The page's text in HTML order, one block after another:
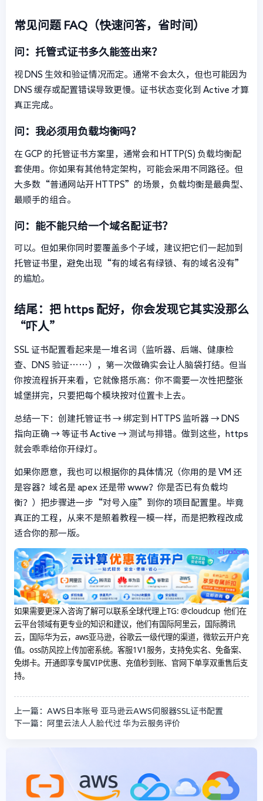
常见问题 FAQ（快速问答，省时间）
问：托管式证书多久能签出来？
视 DNS 生效和验证情况而定。通常不会太久，但也可能因为
DNS 缓存或配置错误导致更慢。证书状态变化到 Active 才算
真正完成。
问：我必须用负载均衡吗？
在 GCP 的托管证书方案里，通常会和 HTTP(S) 负载均衡配
套使用。你如果有其他特定架构，可能会采用不同路径。但
大多数“普通网站开 HTTPS”的场景，负载均衡是最典型、
最顺手的组合。
问：能不能只给一个域名配证书？
可以。但如果你同时要覆盖多个子域，建议把它们一起加到
托管证书里，避免出现“有的域名有绿锁、有的域名没有”
的尴尬。
结尾：把 https 配好，你会发现它其实没那么
“吓人”
SSL 证书配置看起来是一堆名词（监听器、后端、健康检
查、DNS 验证……），第一次做确实会让人脑袋打结。但当
你按流程拆开来看，它就像搭乐高：你不需要一次性把整张
城堡拼完，只要把每个模块按对位置卡上去。
总结一下：创建托管证书 → 绑定到 HTTPS 监听器 → DNS
指向正确 → 等证书 Active → 测试与排错。做到这些，https
就会乖乖给你开绿灯。
如果你愿意，我也可以根据你的具体情况（你用的是 VM 还
是容器？域名是 apex 还是带 www？你是否已有负载均
衡？）把步骤进一步“对号入座”到你的项目配置里。毕竟
真正的工程，从来不是照着教程一模一样，而是把教程改成
适合你的那一版。
如果需要更深入咨询了解可以联系全球代理上TG: @cloudcup 他们在
云平台领域有更专业的知识和建议，他们有国际阿里云，国际腾讯
云，国际华为云，aws亚马逊，谷歌云一级代理的渠道，微软云开户充
值。oss防风控上传加密系统。客服1V1服务，支持免实名、免备案、
免绑卡。开通即享专属VIP优惠、充值秒到账、官网下单享双重售后支
持。
上一篇：AWS日本账号 亚马逊云AWS伺服器SSL证书配置
下一篇：阿里云法人人脸代过 华为云服务评价